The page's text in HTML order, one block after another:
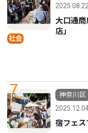
社会
2025.08.22
大口通
店」
7
神奈川区
宿フェス